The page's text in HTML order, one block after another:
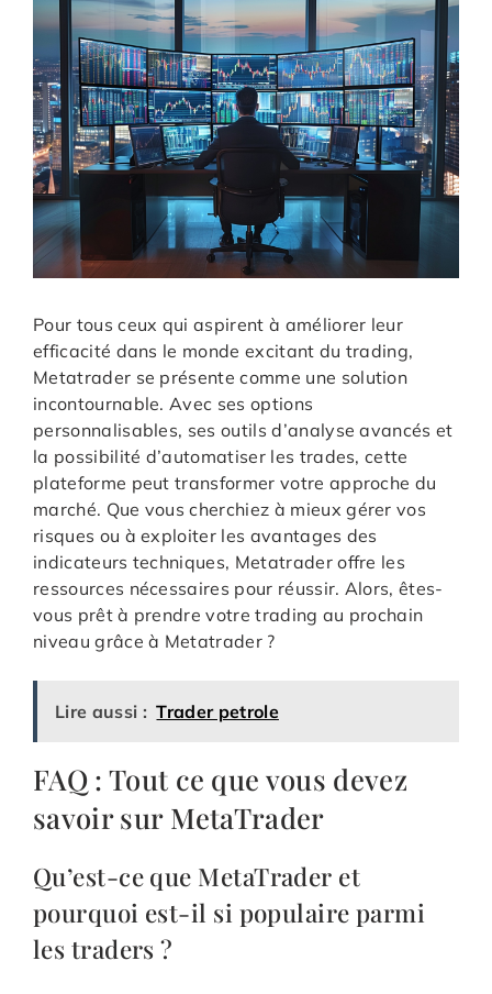
Pour tous ceux qui aspirent à améliorer leur
efficacité dans le monde excitant du trading,
Metatrader se présente comme une solution
incontournable. Avec ses options
personnalisables, ses outils d’analyse avancés et
la possibilité d’automatiser les trades, cette
plateforme peut transformer votre approche du
marché. Que vous cherchiez à mieux gérer vos
risques ou à exploiter les avantages des
indicateurs techniques, Metatrader offre les
ressources nécessaires pour réussir. Alors, êtes-
vous prêt à prendre votre trading au prochain
niveau grâce à Metatrader ?
Lire aussi : Trader petrole
FAQ : Tout ce que vous devez
savoir sur MetaTrader
Qu’est-ce que MetaTrader et
pourquoi est-il si populaire parmi
les traders ?